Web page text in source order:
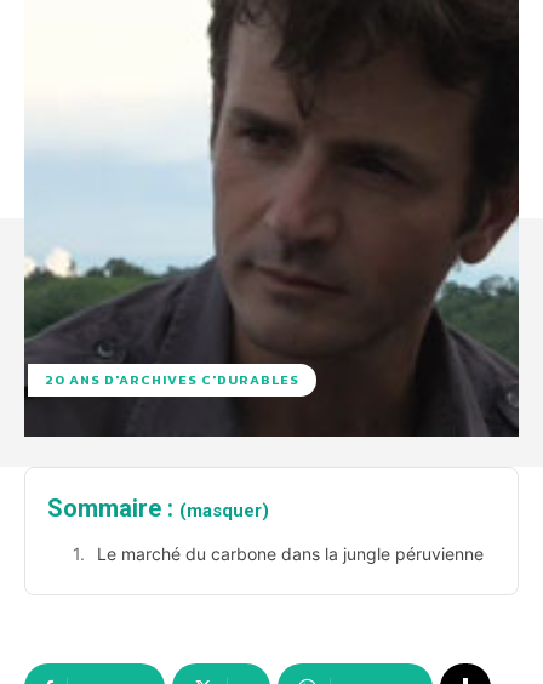
20 ANS D'ARCHIVES C'DURABLES
Sommaire : (masquer)
Le marché du carbone dans la jungle péruvienne